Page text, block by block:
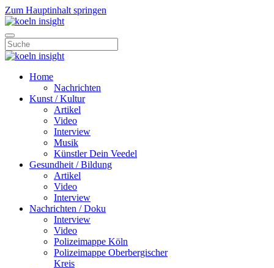
Zum Hauptinhalt springen
Home
Nachrichten
Kunst / Kultur
Artikel
Video
Interview
Musik
Künstler Dein Veedel
Gesundheit / Bildung
Artikel
Video
Interview
Nachrichten / Doku
Interview
Video
Polizeimappe Köln
Polizeimappe Oberbergischer
Kreis